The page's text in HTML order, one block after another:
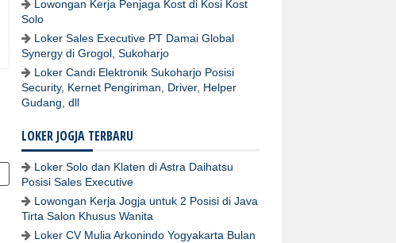
Lowongan Kerja Penjaga Kost di Kosi Kost
Solo
Loker Sales Executive PT Damai Global
Synergy di Grogol, Sukoharjo
Loker Candi Elektronik Sukoharjo Posisi
Security, Kernet Pengiriman, Driver, Helper
Gudang, dll
LOKER JOGJA TERBARU
Loker Solo dan Klaten di Astra Daihatsu
Posisi Sales Executive
Lowongan Kerja Jogja untuk 2 Posisi di Java
Tirta Salon Khusus Wanita
Loker CV Mulia Arkonindo Yogyakarta Bulan